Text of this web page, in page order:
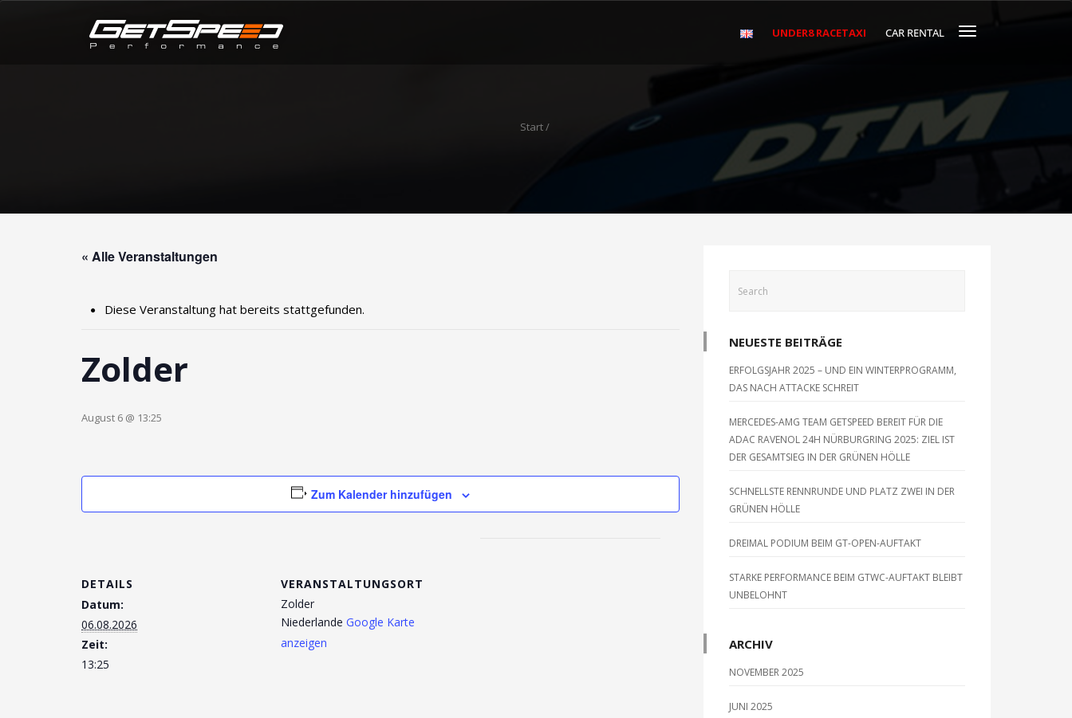
UNDER8 RACETAXI CAR RENTAL
Start/
« Alle Veranstaltungen
Diese Veranstaltung hat bereits stattgefunden.
Zolder
August 6 @ 13:25
Zum Kalender hinzufügen
DETAILS
Datum:
06.08.2026
Zeit:
13:25
VERANSTALTUNGSORT
Zolder
Niederlande Google Karte
anzeigen
NEUESTE BEITRÄGE
ERFOLGSJAHR 2025 – UND EIN WINTERPROGRAMM,
DAS NACH ATTACKE SCHREIT
MERCEDES-AMG TEAM GETSPEED BEREIT FÜR DIE
ADAC RAVENOL 24H NÜRBURGRING 2025: ZIEL IST
DER GESAMTSIEG IN DER GRÜNEN HÖLLE
SCHNELLSTE RENNRUNDE UND PLATZ ZWEI IN DER
GRÜNEN HÖLLE
DREIMAL PODIUM BEIM GT-OPEN-AUFTAKT
STARKE PERFORMANCE BEIM GTWC-AUFTAKT BLEIBT
UNBELOHNT
ARCHIV
NOVEMBER 2025
JUNI 2025